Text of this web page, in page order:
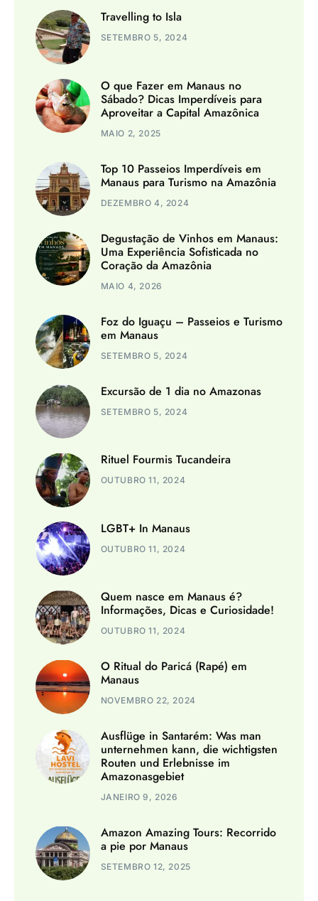
Travelling to Isla
SETEMBRO 5, 2024
O que Fazer em Manaus no
Sábado? Dicas Imperdíveis para
Aproveitar a Capital Amazônica
MAIO 2, 2025
Top 10 Passeios Imperdíveis em
Manaus para Turismo na Amazônia
DEZEMBRO 4, 2024
Degustação de Vinhos em Manaus:
Uma Experiência Sofisticada no
Coração da Amazônia
MAIO 4, 2026
Foz do Iguaçu – Passeios e Turismo
em Manaus
SETEMBRO 5, 2024
Excursão de 1 dia no Amazonas
SETEMBRO 5, 2024
Rituel Fourmis Tucandeira
OUTUBRO 11, 2024
LGBT+ In Manaus
OUTUBRO 11, 2024
Quem nasce em Manaus é?
Informações, Dicas e Curiosidade!
OUTUBRO 11, 2024
O Ritual do Paricá (Rapé) em
Manaus
NOVEMBRO 22, 2024
Ausflüge in Santarém: Was man
unternehmen kann, die wichtigsten
Routen und Erlebnisse im
Amazonasgebiet
JANEIRO 9, 2026
Amazon Amazing Tours: Recorrido
a pie por Manaus
SETEMBRO 12, 2025